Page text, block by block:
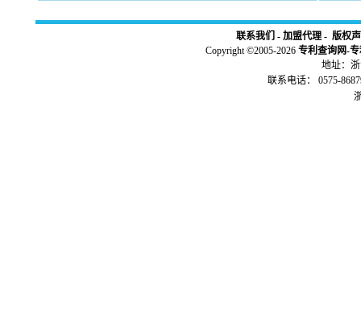
联系我们 - 加盟代理- 版权
Copyright ©2005-2026 专利查询网-
地址：
联系电话： 0575-